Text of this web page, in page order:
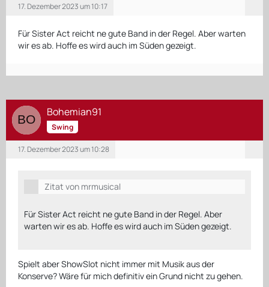
17. Dezember 2023 um 10:17
Für Sister Act reicht ne gute Band in der Regel. Aber warten
wir es ab. Hoffe es wird auch im Süden gezeigt.
Bohemian91
Swing
17. Dezember 2023 um 10:28
Zitat von mrmusical
Für Sister Act reicht ne gute Band in der Regel. Aber
warten wir es ab. Hoffe es wird auch im Süden gezeigt.
Spielt aber ShowSlot nicht immer mit Musik aus der
Konserve? Wäre für mich definitiv ein Grund nicht zu gehen.